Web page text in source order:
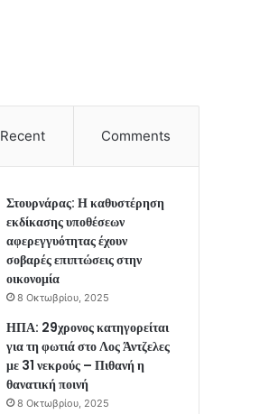
Recent Comments
Στουρνάρας: Η καθυστέρηση
εκδίκασης υποθέσεων
αφερεγγυότητας έχουν
σοβαρές επιπτώσεις στην
οικονομία
8 Οκτωβρίου, 2025
ΗΠΑ: 29χρονος κατηγορείται
για τη φωτιά στο Λος Άντζελες
με 31 νεκρούς – Πιθανή η
θανατική ποινή
8 Οκτωβρίου, 2025